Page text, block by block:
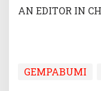
AN EDITOR IN
GEMPABUMI